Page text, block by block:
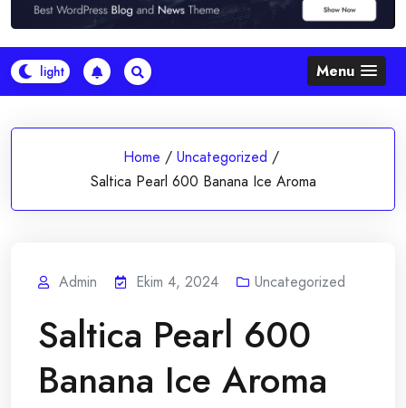
Menu
Home / Uncategorized /
Saltica Pearl 600 Banana Ice Aroma
Admin Ekim 4, 2024 Uncategorized
Saltica Pearl 600
Banana Ice Aroma